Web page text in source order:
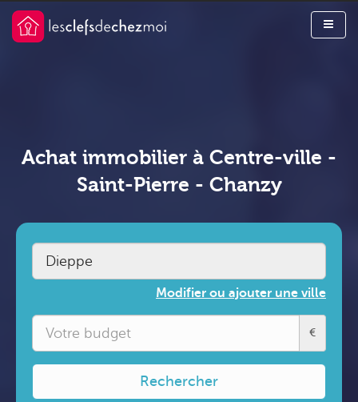
Achat immobilier à Centre-ville -
Saint-Pierre - Chanzy
Modifier ou ajouter une ville
€
Rechercher